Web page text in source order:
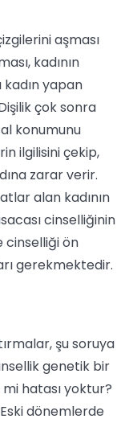
aşması
kadının
kadın yapan
çok sonra
konumunu
ilgilisini çekip,
zarar verir.
alan kadının
cinselliğinin
cinselliği ön
gerekmektedir.
şu soruya
genetik bir
hatası yoktur?
dönemlerde